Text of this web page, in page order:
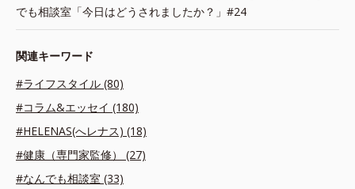
でも相談室「今日はどうされましたか？」#24
関連キーワード
#ライフスタイル (80)
#コラム&エッセイ (180)
#HELENAS(へレナス) (18)
#健康（専門家監修） (27)
#なんでも相談室 (33)